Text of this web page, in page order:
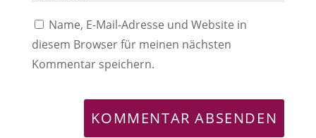
Name, E-Mail-Adresse und Website in
diesem Browser für meinen nächsten
Kommentar speichern.